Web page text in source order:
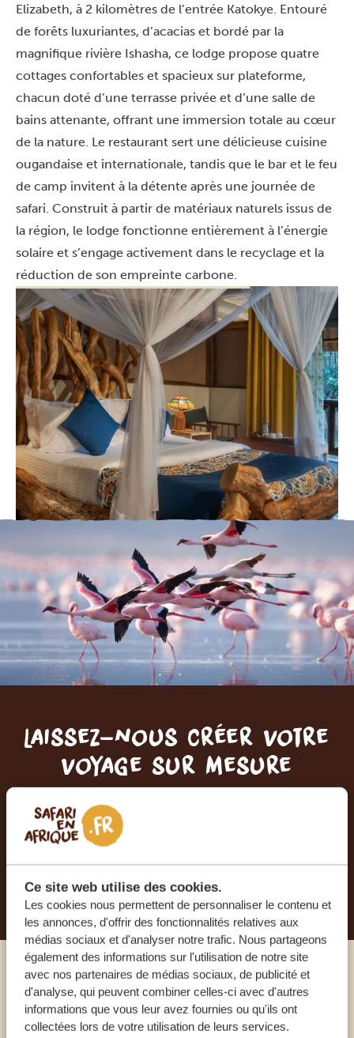
Ce site web utilise des cookies.
Les cookies nous permettent de personnaliser le contenu et
les annonces, d'offrir des fonctionnalités relatives aux
médias sociaux et d'analyser notre trafic. Nous partageons
également des informations sur l'utilisation de notre site
avec nos partenaires de médias sociaux, de publicité et
d'analyse, qui peuvent combiner celles-ci avec d'autres
informations que vous leur avez fournies ou qu'ils ont
collectées lors de votre utilisation de leurs services.
Elizabeth, à 2 kilomètres de l’entrée Katokye. Entouré
de forêts luxuriantes, d’acacias et bordé par la
magnifique rivière Ishasha, ce lodge propose quatre
cottages confortables et spacieux sur plateforme,
chacun doté d’une terrasse privée et d’une salle de
bains attenante, offrant une immersion totale au cœur
de la nature. Le restaurant sert une délicieuse cuisine
ougandaise et internationale, tandis que le bar et le feu
de camp invitent à la détente après une journée de
safari. Construit à partir de matériaux naturels issus de
la région, le lodge fonctionne entièrement à l’énergie
solaire et s’engage activement dans le recyclage et la
réduction de son empreinte carbone.
Laissez-nous créer votre
voyage sur mesure
RECEVEZ UN DEVIS GRATUIT, SANS
PLANIFIEZ VOTRE AVENTURE
Appelez un expert
NOS SPÉCIALISTES SONT LÀ POUR VOUS